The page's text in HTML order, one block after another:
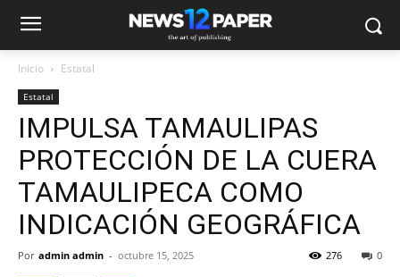
Inicio Estatal
Estatal
IMPULSA TAMAULIPAS
PROTECCIÓN DE LA CUERA
TAMAULIPECA COMO
INDICACIÓN GEOGRÁFICA
Por admin admin - octubre 15, 2025 0
276